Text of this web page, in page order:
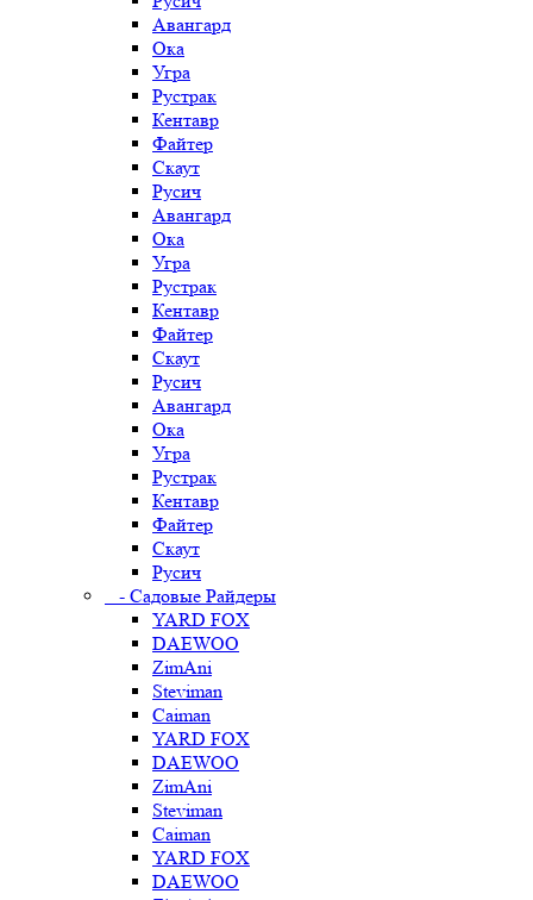
Авангард
Ока
Угра
Рустрак
Кентавр
Файтер
Скаут
Русич
Авангард
Ока
Угра
Рустрак
Кентавр
Файтер
Скаут
Русич
Авангард
Ока
Угра
Рустрак
Кентавр
Файтер
Скаут
Русич
- Садовые Райдеры
YARD FOX
DAEWOO
ZimAni
Steviman
Caiman
YARD FOX
DAEWOO
ZimAni
Steviman
Caiman
YARD FOX
DAEWOO